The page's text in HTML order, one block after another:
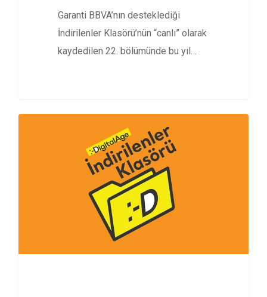
Garanti BBVA’nın desteklediği
İndirilenler Klasörü’nün “canlı” olarak
kaydedilen 22. bölümünde bu yıl